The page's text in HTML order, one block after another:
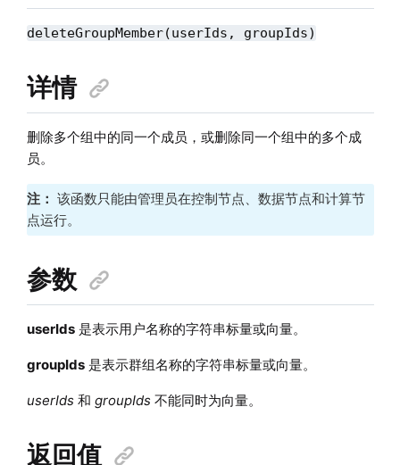
deleteGroupMember(userIds, groupIds)
详情
删除多个组中的同一个成员，或删除同一个组中的多个成
员。
注： 该函数只能由管理员在控制节点、数据节点和计算节
点运行。
参数
userIds是表示用户名称的字符串标量或向量。
groupIds是表示群组名称的字符串标量或向量。
userIds和 groupIds不能同时为向量。
返回值